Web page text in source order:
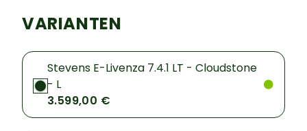
VARIANTEN
Stevens E-Livenza 7.4.1 LT - Cloudstone
- L
3.599,00 €